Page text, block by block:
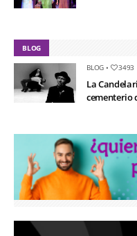
BLOG
BLOG • 3493
La
cementerio